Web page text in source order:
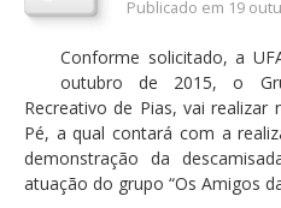
Prestação de Contas
DESTAQUES
Eventos
Publicado em 19
Conforme solicitado, a
outubro de 2015, o
Recreativo de Pias, vai realizar
Pé, a qual contará com a
demonstração da
atuação do grupo “Os Amigos